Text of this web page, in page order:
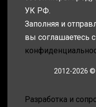
УК РФ.
Заполняя и
вы соглашаетесь с
2012-2026
Разработка и